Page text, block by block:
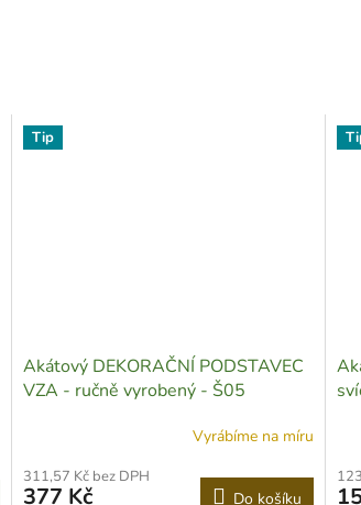
Tip
Akátový DEKORAČNÍ PODSTAVEC
VZA - ručně vyrobený - Š05
Vyrábíme na míru
311,57 Kč bez DPH
377 Kč Do košíku